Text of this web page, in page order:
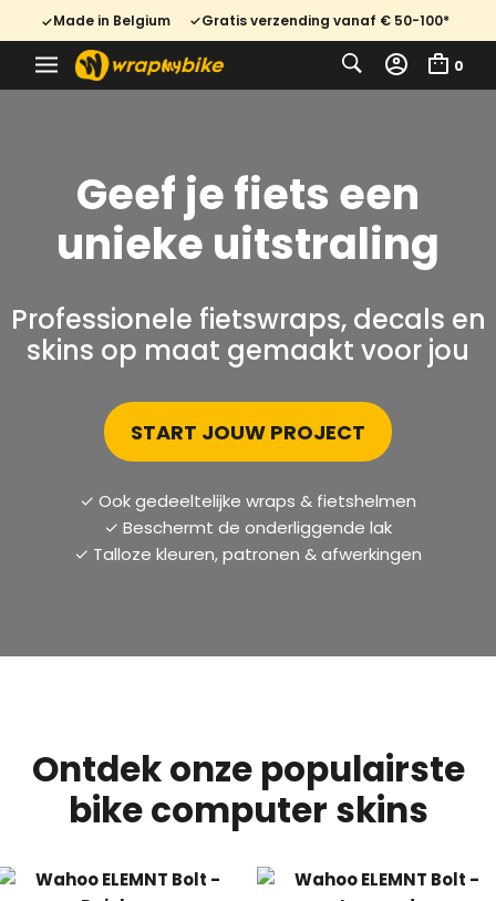
Made in Belgium Gratis verzending vanaf € 50-100*
0
Geef je fiets een
unieke uitstraling
Professionele fietswraps, decals en
skins op maat gemaakt voor jou
START JOUW PROJECT
✓ Ook gedeeltelijke wraps & fietshelmen
✓ Beschermt de onderliggende lak
✓ Talloze kleuren, patronen & afwerkingen
Ontdek onze populairste
bike computer skins